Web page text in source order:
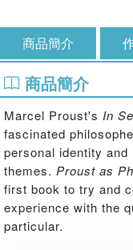
商品簡介
商品簡介
Marcel Proust's In
fascinated
personal identity
themes. Proust as
first book to try and
experience with the
particular.